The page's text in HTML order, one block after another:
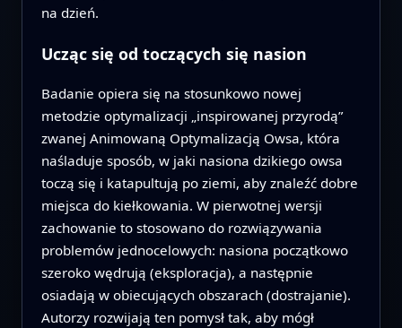
na dzień.
Ucząc się od toczących się nasion
Badanie opiera się na stosunkowo nowej
metodzie optymalizacji „inspirowanej przyrodą”
zwanej Animowaną Optymalizacją Owsa, która
naśladuje sposób, w jaki nasiona dzikiego owsa
toczą się i katapultują po ziemi, aby znaleźć dobre
miejsca do kiełkowania. W pierwotnej wersji
zachowanie to stosowano do rozwiązywania
problemów jednocelowych: nasiona początkowo
szeroko wędrują (eksploracja), a następnie
osiadają w obiecujących obszarach (dostrajanie).
Autorzy rozwijają ten pomysł tak, aby mógł